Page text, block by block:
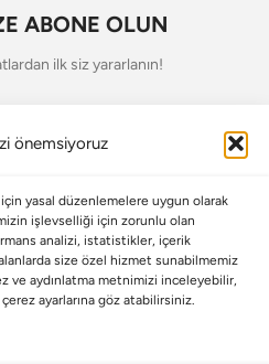
önemsiyoruz
yasal düzenlemelere uygun olarak
işlevselliği için zorunlu olan
analizi, istatistikler, içerik
size özel hizmet sunabilmemiz
ve aydınlatma metnimizi inceleyebilir,
ayarlarına göz atabilirsiniz.
ABONE OLUN
ilk siz yararlanın!